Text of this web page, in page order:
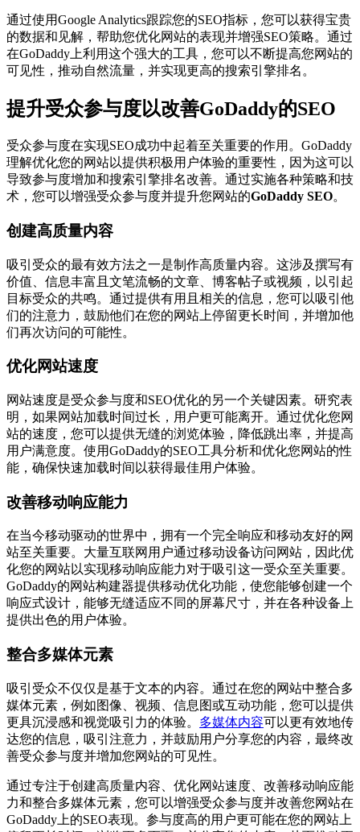
通过使用Google Analytics跟踪您的SEO指标，您可以获得宝贵
的数据和见解，帮助您优化网站的表现并增强SEO策略。通过
在GoDaddy上利用这个强大的工具，您可以不断提高您网站的
可见性，推动自然流量，并实现更高的搜索引擎排名。
提升受众参与度以改善GoDaddy的SEO
受众参与度在实现SEO成功中起着至关重要的作用。GoDaddy
理解优化您的网站以提供积极用户体验的重要性，因为这可以
导致参与度增加和搜索引擎排名改善。通过实施各种策略和技
术，您可以增强受众参与度并提升您网站的GoDaddy SEO。
创建高质量内容
吸引受众的最有效方法之一是制作高质量内容。这涉及撰写有
价值、信息丰富且文笔流畅的文章、博客帖子或视频，以引起
目标受众的共鸣。通过提供有用且相关的信息，您可以吸引他
们的注意力，鼓励他们在您的网站上停留更长时间，并增加他
们再次访问的可能性。
优化网站速度
网站速度是受众参与度和SEO优化的另一个关键因素。研究表
明，如果网站加载时间过长，用户更可能离开。通过优化您网
站的速度，您可以提供无缝的浏览体验，降低跳出率，并提高
用户满意度。使用GoDaddy的SEO工具分析和优化您网站的性
能，确保快速加载时间以获得最佳用户体验。
改善移动响应能力
在当今移动驱动的世界中，拥有一个完全响应和移动友好的网
站至关重要。大量互联网用户通过移动设备访问网站，因此优
化您的网站以实现移动响应能力对于吸引这一受众至关重要。
GoDaddy的网站构建器提供移动优化功能，使您能够创建一个
响应式设计，能够无缝适应不同的屏幕尺寸，并在各种设备上
提供出色的用户体验。
整合多媒体元素
吸引受众不仅仅是基于文本的内容。通过在您的网站中整合多
媒体元素，例如图像、视频、信息图或互动功能，您可以提供
更具沉浸感和视觉吸引力的体验。 多媒体内容可以更有效地传
达您的信息，吸引注意力，并鼓励用户分享您的内容，最终改
善受众参与度并增加您网站的可见性。
通过专注于创建高质量内容、优化网站速度、改善移动响应能
力和整合多媒体元素，您可以增强受众参与度并改善您网站在
GoDaddy上的SEO表现。参与度高的用户更可能在您的网站上